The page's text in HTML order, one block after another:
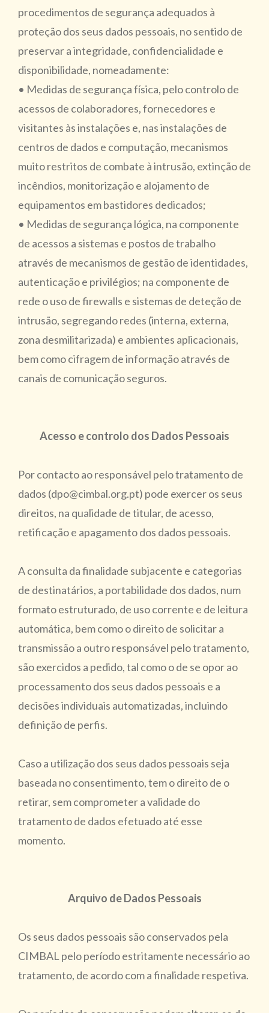
procedimentos de segurança adequados à
proteção dos seus dados pessoais, no sentido de
preservar a integridade, confidencialidade e
disponibilidade, nomeadamente:
• Medidas de segurança física, pelo controlo de
acessos de colaboradores, fornecedores e
visitantes às instalações e, nas instalações de
centros de dados e computação, mecanismos
muito restritos de combate à intrusão, extinção de
incêndios, monitorização e alojamento de
equipamentos em bastidores dedicados;
• Medidas de segurança lógica, na componente
de acessos a sistemas e postos de trabalho
através de mecanismos de gestão de identidades,
autenticação e privilégios; na componente de
rede o uso de firewalls e sistemas de deteção de
intrusão, segregando redes (interna, externa,
zona desmilitarizada) e ambientes aplicacionais,
bem como cifragem de informação através de
canais de comunicação seguros.
Acesso e controlo dos Dados Pessoais
Por contacto ao responsável pelo tratamento de
dados (dpo@cimbal.org.pt) pode exercer os seus
direitos, na qualidade de titular, de acesso,
retificação e apagamento dos dados pessoais.
A consulta da finalidade subjacente e categorias
de destinatários, a portabilidade dos dados, num
formato estruturado, de uso corrente e de leitura
automática, bem como o direito de solicitar a
transmissão a outro responsável pelo tratamento,
são exercidos a pedido, tal como o de se opor ao
processamento dos seus dados pessoais e a
decisões individuais automatizadas, incluindo
definição de perfis.
Caso a utilização dos seus dados pessoais seja
baseada no consentimento, tem o direito de o
retirar, sem comprometer a validade do
tratamento de dados efetuado até esse
momento.
Arquivo de Dados Pessoais
Os seus dados pessoais são conservados pela
CIMBAL pelo período estritamente necessário ao
tratamento, de acordo com a finalidade respetiva.